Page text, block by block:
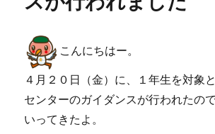
こんにちはー。
４月２０日（金）に、１年生を対象
センターのガイダンスが行われたの
いってきたよ。